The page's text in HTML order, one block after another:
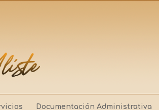
Documentación Administrativa